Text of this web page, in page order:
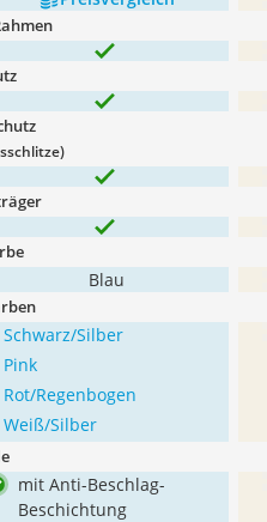
Blau
Schwarz/Silber
Pink
Rot/Regenbogen
Weiß/Silber
mit Anti-Beschlag-
Beschichtung